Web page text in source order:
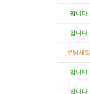
팝니다
팝니다
무빙세일
팝니다
팝니다